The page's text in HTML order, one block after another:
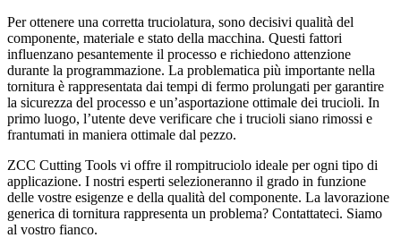
Per ottenere una corretta truciolatura, sono decisivi qualità del
componente, materiale e stato della macchina. Questi fattori
influenzano pesantemente il processo e richiedono attenzione
durante la programmazione. La problematica più importante nella
tornitura è rappresentata dai tempi di fermo prolungati per garantire
la sicurezza del processo e un’asportazione ottimale dei trucioli. In
primo luogo, l’utente deve verificare che i trucioli siano rimossi e
frantumati in maniera ottimale dal pezzo.
ZCC Cutting Tools vi offre il rompitruciolo ideale per ogni tipo di
applicazione. I nostri esperti selezioneranno il grado in funzione
delle vostre esigenze e della qualità del componente. La lavorazione
generica di tornitura rappresenta un problema? Contattateci. Siamo
al vostro fianco.